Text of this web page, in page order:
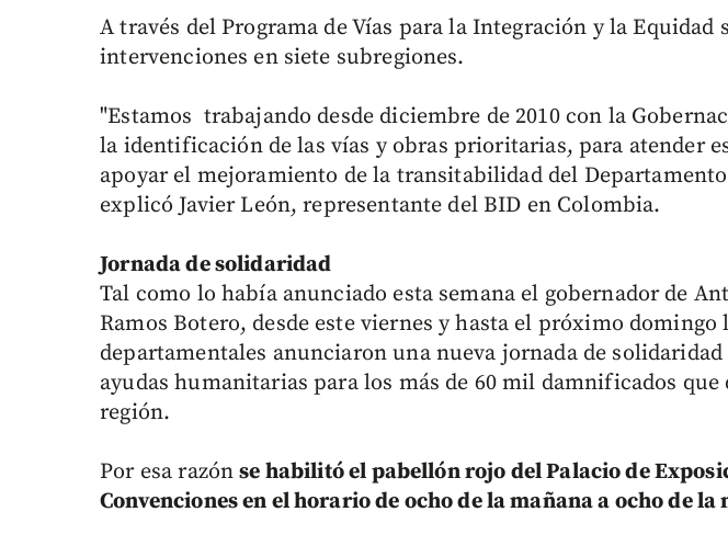
A través del Programa de Vías para la Integración y la Equidad
intervenciones en siete subregiones.
"Estamos trabajando desde diciembre de 2010 con la
la identificación de las vías y obras prioritarias, para atender
apoyar el mejoramiento de la transitabilidad del
explicó Javier León, representante del BID en Colombia.
Jornada de solidaridad
Tal como lo había anunciado esta semana el gobernador de
Ramos Botero, desde este viernes y hasta el próximo domingo
departamentales anunciaron una nueva jornada de
ayudas humanitarias para los más de 60 mil damnificados
región.
Por esa razónse habilitó el pabellón rojo del Palacio de
Convenciones en el horario de ocho de la mañana a ocho de la